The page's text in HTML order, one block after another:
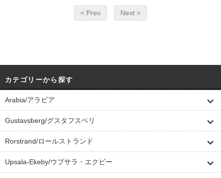
< Prev Next >
カテゴリーから探す
Arabia/アラビア
Gustavsberg/グスタフスベリ
Rorstrand/ロールストランド
Upsala-Ekeby/ウプサラ・エクビー